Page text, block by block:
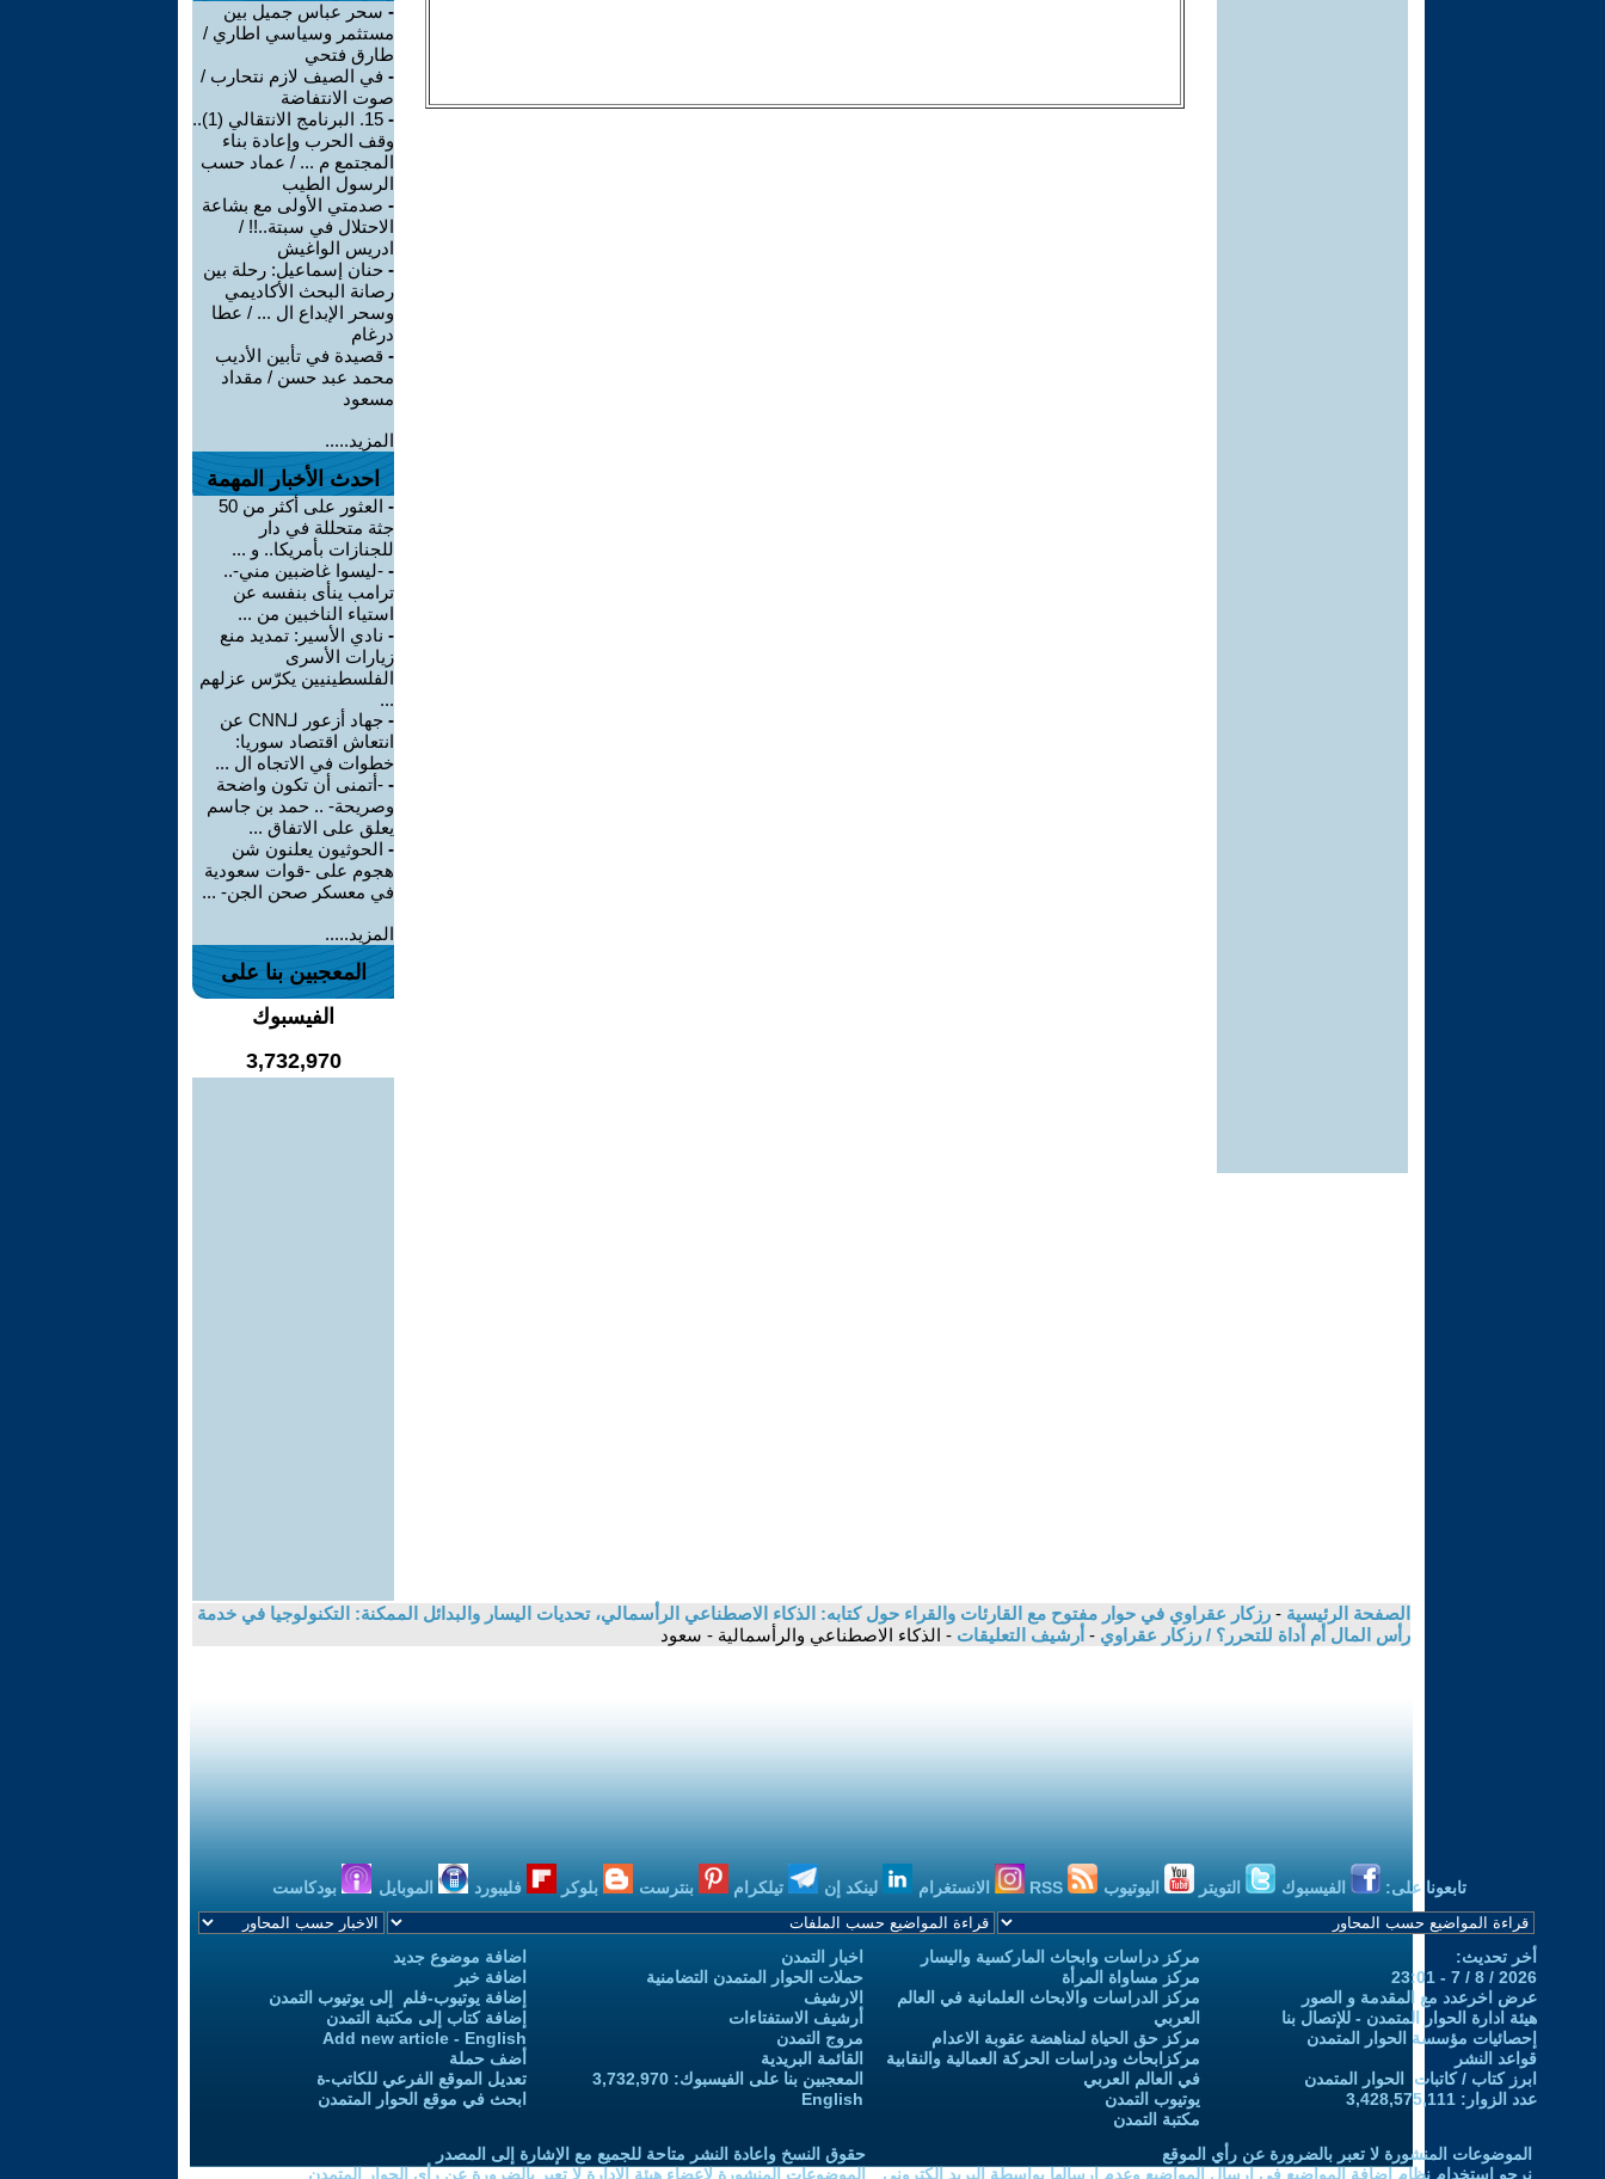
- سحر عباس جميل بين
مستثمر وسياسي اطاري /
طارق فتحي
- في الصيف لازم نتحارب /
صوت الانتفاضة
-
15. البرنامج الانتقالي (1)..
وقف الحرب وإعادة بناء
المجتمع م ... / عماد حسب
الرسول الطيب
- صدمتي الأولى مع بشاعة
الاحتلال في سبتة..!! /
ادريس الواغيش
- حنان إسماعيل: رحلة بين
رصانة البحث الأكاديمي
وسحر الإبداع ال ... / عطا
درغام
- قصيدة في تأبين الأديب
محمد عبد حسن / مقداد
مسعود
المزيد.....
احدث الأخبار المهمة
-
العثور على أكثر من 50
جثة متحللة في دار
للجنازات بأمريكا.. و ...
- -ليسوا غاضبين مني-..
ترامب ينأى بنفسه عن
استياء الناخبين من ...
- نادي الأسير: تمديد منع
زيارات الأسرى
الفلسطينيين يكرّس عزلهم
...
-
جهاد أزعور لـCNN عن
انتعاش اقتصاد سوريا:
خطوات في الاتجاه ال ...
- -أتمنى أن تكون واضحة
وصريحة- .. حمد بن جاسم
يعلق على الاتفاق ...
- الحوثيون يعلنون شن
هجوم على -قوات سعودية
في معسكر صحن الجن- ...
المزيد.....
المعجبين بنا على
الفيسبوك
3,732,970
الصفحة الرئيسية - رزكار عقراوي في حوار مفتوح مع القارئات والقراء حول كتابه: الذكاء الاصطناعي الرأسمالي، تحديات اليسار والبدائل الممكنة: التكنولوجيا في خدمة
رأس المال أم أداة للتحرر؟ / رزكار عقراوي - أرشيف التعليقات - الذكاء الاصطناعي والرأسمالية - سعود
تابعونا على: الفيسبوك التويتر اليوتيوب الانستغرام لينكد إن تيلكرام بنترست بلوكر فليبورد الموبايل بودكاست
أخر تحديث:
2026 / 8 / 7 - 23:01
عرض اخرعدد مع المقدمة و الصور
هيئة ادارة الحوار المتمدن - للإتصال بنا
إحصائيات مؤسسة الحوار المتمدن
قواعد النشر
ابرز كتاب / كاتبات الحوار المتمدن
عدد الزوار: 3,428,575,111
مركز دراسات وابحاث الماركسية واليسار
مركز مساواة المرأة
مركز الدراسات والابحاث العلمانية في العالم
العربي
مركز حق الحياة لمناهضة عقوبة الاعدام
مركزابحاث ودراسات الحركة العمالية والنقابية
في العالم العربي
يوتيوب التمدن
مكتبة التمدن
اخبار التمدن
حملات الحوار المتمدن التضامنية
الارشيف
أرشيف الاستفتاءات
مروج التمدن
القائمة البريدية
المعجبين بنا على الفيسبوك: 3,732,970
English
اضافة موضوع جديد
اضافة خبر
إضافة يوتيوب-فلم إلى يوتيوب التمدن
إضافة كتاب إلى مكتبة التمدن
Add new article - English
أضف حملة
تعديل الموقع الفرعي للكاتب-ة
ابحث في موقع الحوار المتمدن
الموضوعات المنشورة لا تعبر بالضرورة عن رأي الموقع
نرجو استخدام نظام إضافة المواضيع في إرسال المواضيع وعدم إرسالها بواسطة البريد الكتروني
حقوق النسخ واعادة النشر متاحة للجميع مع الإشارة إلى المصدر
الموضوعات المنشورة لاعضاء هيئة الادارة لا تعبر بالضرورة عن رأي الحوار المتمدن